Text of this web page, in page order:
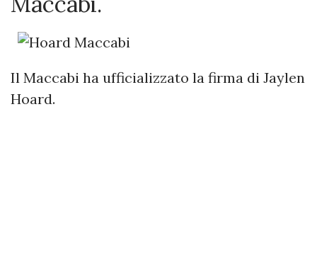
Il Maccabi ha ufficializzato la firma di Jaylen
Hoard.